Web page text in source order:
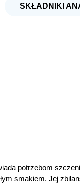
SKŁADNIKI
potrzebom
smakiem. Jej